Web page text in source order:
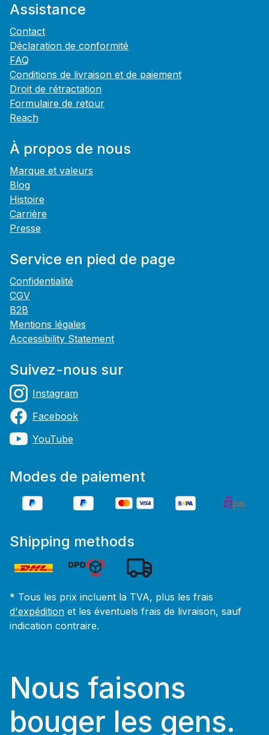
Assistance
Contact
Déclaration de conformité
FAQ
Conditions de livraison et de paiement
Droit de rétractation
Formulaire de retour
Reach
À propos de nous
Marque et valeurs
Blog
Histoire
Carrière
Presse
Service en pied de page
Confidentialité
CGV
B2B
Mentions légales
Accessibility Statement
Suivez-nous sur
Instagram
Facebook
YouTube
Modes de paiement
Shipping methods
* Tous les prix incluent la TVA, plus les frais
d'expédition et les éventuels frais de livraison, sauf
indication contraire.
Nous faisons
bouger les gens.